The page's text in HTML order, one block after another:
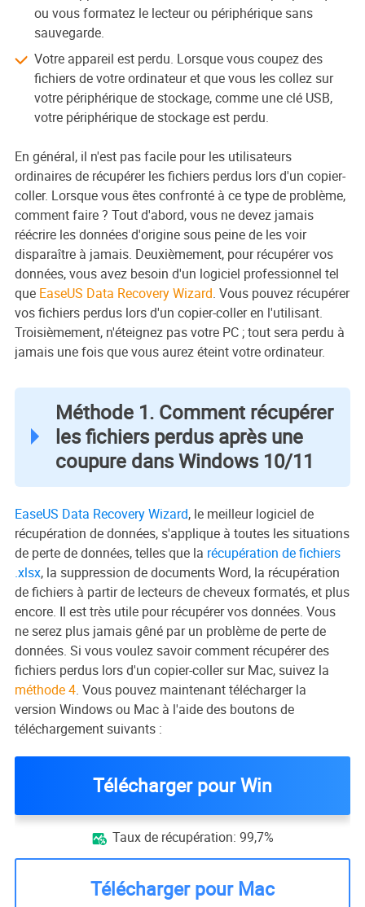
ou vous formatez le lecteur ou périphérique sans
sauvegarde.
Votre appareil est perdu. Lorsque vous coupez des
fichiers de votre ordinateur et que vous les collez sur
votre périphérique de stockage, comme une clé USB,
votre périphérique de stockage est perdu.
En général, il n'est pas facile pour les utilisateurs
ordinaires de récupérer les fichiers perdus lors d'un copier-
coller. Lorsque vous êtes confronté à ce type de problème,
comment faire ? Tout d'abord, vous ne devez jamais
réécrire les données d'origine sous peine de les voir
disparaître à jamais. Deuxièmement, pour récupérer vos
données, vous avez besoin d'un logiciel professionnel tel
que EaseUS Data Recovery Wizard. Vous pouvez récupérer
vos fichiers perdus lors d'un copier-coller en l'utilisant.
Troisièmement, n'éteignez pas votre PC ; tout sera perdu à
jamais une fois que vous aurez éteint votre ordinateur.
Méthode 1. Comment récupérer
les fichiers perdus après une
coupure dans Windows 10/11
EaseUS Data Recovery Wizard, le meilleur logiciel de
récupération de données, s'applique à toutes les situations
de perte de données, telles que la récupération de fichiers
.xlsx, la suppression de documents Word, la récupération
de fichiers à partir de lecteurs de cheveux formatés, et plus
encore. Il est très utile pour récupérer vos données. Vous
ne serez plus jamais gêné par un problème de perte de
données. Si vous voulez savoir comment récupérer des
fichiers perdus lors d'un copier-coller sur Mac, suivez la
méthode 4. Vous pouvez maintenant télécharger la
version Windows ou Mac à l'aide des boutons de
téléchargement suivants :
Télécharger pour Win
 Taux de récupération: 99,7%
Télécharger pour Mac